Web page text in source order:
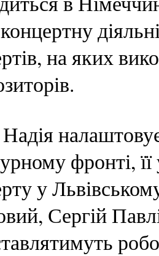
на яких
фронті,
у
Сергій